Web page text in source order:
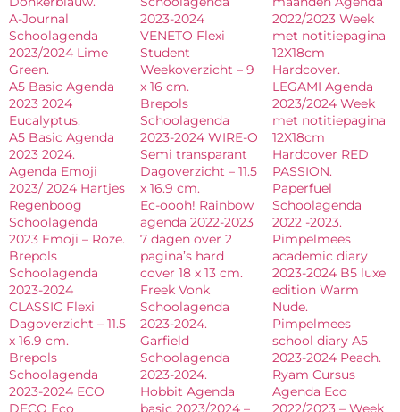
A-Journal
Schoolagenda
2023/2024 Lime
Green.
A5 Basic Agenda
2023 2024
Eucalyptus.
A5 Basic Agenda
2023 2024.
Agenda Emoji
2023/ 2024 Hartjes
Regenboog
Schoolagenda
2023 Emoji – Roze.
Brepols
Schoolagenda
2023-2024
CLASSIC Flexi
Dagoverzicht – 11.5
x 16.9 cm.
Brepols
Schoolagenda
2023-2024 ECO
DECO Eco
2023-2024
VENETO Flexi
Student
Weekoverzicht – 9
x 16 cm.
Brepols
Schoolagenda
2023-2024 WIRE-O
Semi transparant
Dagoverzicht – 11.5
x 16.9 cm.
Ec-oooh! Rainbow
agenda 2022-2023
7 dagen over 2
pagina’s hard
cover 18 x 13 cm.
Freek Vonk
Schoolagenda
2023-2024.
Garfield
Schoolagenda
2023-2024.
Hobbit Agenda
basic 2023/2024 –
2022/2023 Week
met notitiepagina
12X18cm
Hardcover.
LEGAMI Agenda
2023/2024 Week
met notitiepagina
12X18cm
Hardcover RED
PASSION.
Paperfuel
Schoolagenda
2022 -2023.
Pimpelmees
academic diary
2023-2024 B5 luxe
edition Warm
Nude.
Pimpelmees
school diary A5
2023-2024 Peach.
Ryam Cursus
Agenda Eco
2022/2023 – Week